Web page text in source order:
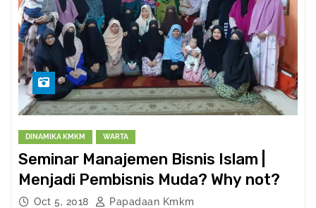
DINAMIKA KMKM WARTA
Seminar Manajemen Bisnis Islam |
Menjadi Pembisnis Muda? Why not?
Oct 5, 2018 Papadaan Kmkm